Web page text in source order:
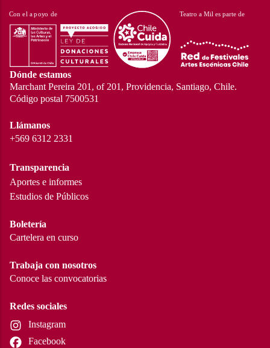
Dónde estamos
Marchant Pereira 201, of 201, Providencia, Santiago, Chile.
Código postal 7500531
Llámanos
+569 6312 2331
Transparencia
Aportes e informes
Estudios de Públicos
Boletería
Cartelera en curso
Trabaja con nosotros
Conoce las convocatorias
Redes sociales
Instagram
Facebook